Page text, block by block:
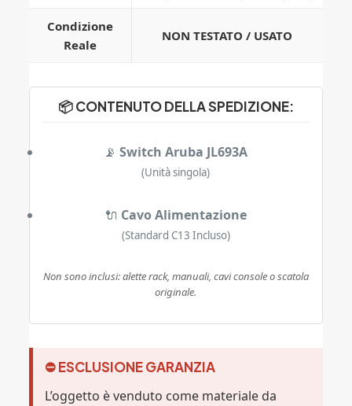
Condizione
Reale
NON TESTATO / USATO
📦 CONTENUTO DELLA SPEDIZIONE:
📡Switch Aruba JL693A
(Unità singola)
🔌 Cavo Alimentazione
(Standard C13 Incluso)
Non sono inclusi: alette rack, manuali, cavi console o scatola
originale.
⛔ ESCLUSIONE GARANZIA
L’oggetto è venduto come materiale da